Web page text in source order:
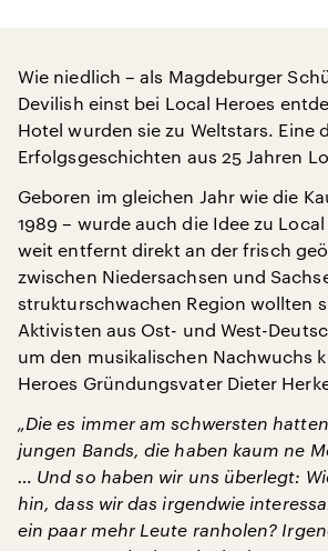
Wie niedlich – als Magdeburger
Devilish einst bei Local Heroes
Hotel wurden sie zu Weltstars. Eine
Erfolgsgeschichten aus 25 Jahren
Geboren im gleichen Jahr wie die
1989 – wurde auch die Idee zu
weit entfernt direkt an der frisch
zwischen Niedersachsen und
strukturschwachen Region wollten
Aktivisten aus Ost- und West-
um den musikalischen Nachwuchs
Heroes Gründungsvater Dieter
„Die es immer am schwersten
jungen Bands, die haben kaum ne
… Und so haben wir uns überlegt:
hin, dass wir das irgendwie
ein paar mehr Leute ranholen?